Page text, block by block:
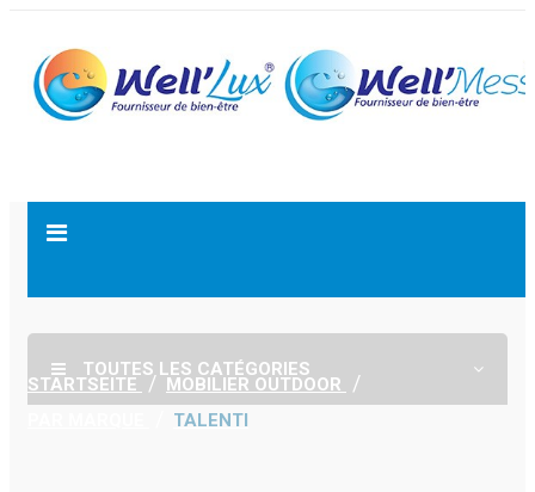
TOUTES LES CATÉGORIES
STARTSEITE
MOBILIER OUTDOOR
TALENTI